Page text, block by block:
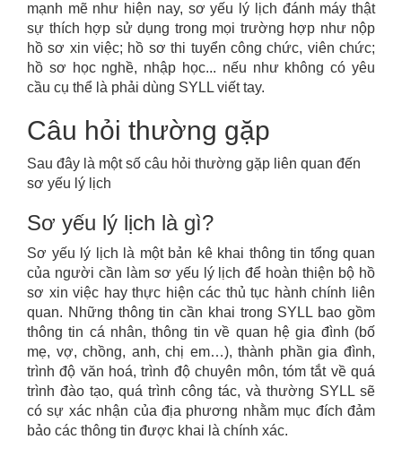
mạnh mẽ như hiện nay, sơ yếu lý lịch đánh máy thật
sự thích hợp sử dụng trong mọi trường hợp như nộp
hồ sơ xin việc; hồ sơ thi tuyển công chức, viên chức;
hồ sơ học nghề, nhập học... nếu như không có yêu
cầu cụ thể là phải dùng SYLL viết tay.
Câu hỏi thường gặp
Sau đây là một số câu hỏi thường gặp liên quan đến
sơ yếu lý lịch
Sơ yếu lý lịch là gì?
Sơ yếu lý lịch là một bản kê khai thông tin tổng quan
của người cần làm sơ yếu lý lịch để hoàn thiện bộ hồ
sơ xin việc hay thực hiện các thủ tục hành chính liên
quan. Những thông tin cần khai trong SYLL bao gồm
thông tin cá nhân, thông tin về quan hệ gia đình (bố
mẹ, vợ, chồng, anh, chị em…), thành phần gia đình,
trình độ văn hoá, trình độ chuyên môn, tóm tắt về quá
trình đào tạo, quá trình công tác, và thường SYLL sẽ
có sự xác nhận của địa phương nhằm mục đích đảm
bảo các thông tin được khai là chính xác.